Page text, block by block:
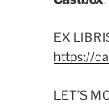
EX
https://
LET’S